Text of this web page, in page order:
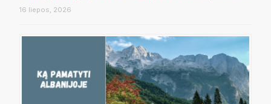
16 liepos, 2026